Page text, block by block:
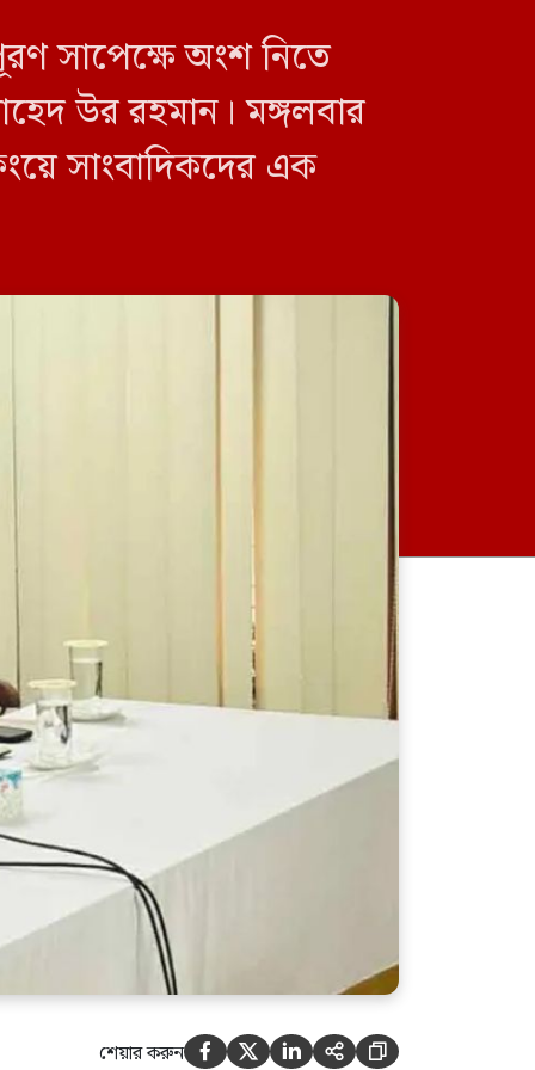
‘ডলফিন’, ভয়াবহ ক্ষতির আশঙ্কা
সাপেক্ষে অংশ নিতে
উর রহমান। মঙ্গলবার
সাংবাদিকদের এক
শেয়ার করুন     